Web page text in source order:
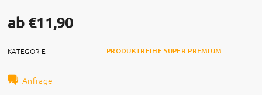
ab €11,90
KATEGORIE PRODUKTREIHE SUPER PREMIUM
Anfrage